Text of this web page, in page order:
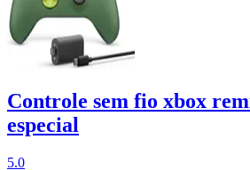
Controle sem fio xbox
especial
5.0